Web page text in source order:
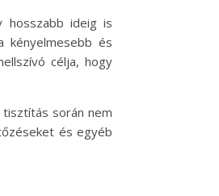
hosszabb ideig is
kényelmesebb és
célja, hogy
tisztítás során nem
és egyéb